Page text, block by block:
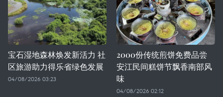
宝石湿地森林焕发新活力 社
区旅游助力得乐省绿色发展
04/08/2026 03:23
2000份传统煎饼免费品尝
安江民间糕饼节飘香南部风
味
04/08/2026 02:12